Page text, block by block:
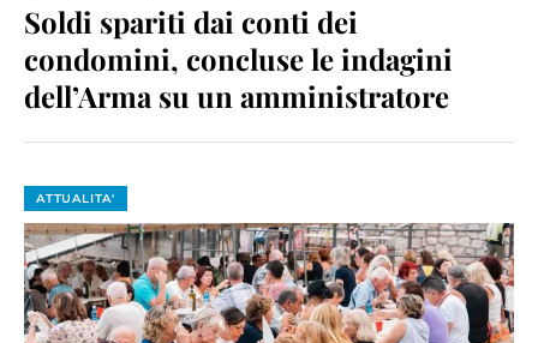
Soldi spariti dai conti dei
condomini, concluse le indagini
dell’Arma su un amministratore
ATTUALITA'